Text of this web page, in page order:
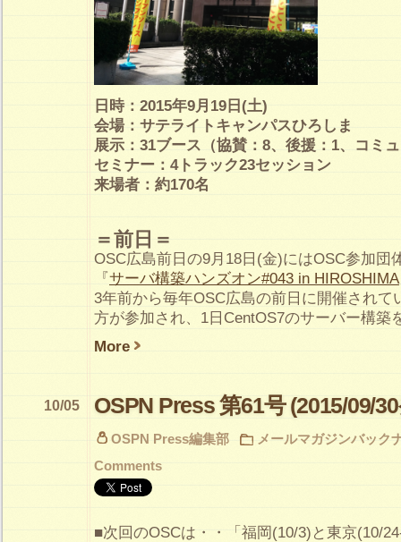
日時：2015年9月19日(土)
会場：サテライトキャンパスひろしま
展示：31ブース（協賛：8、後援：1、コミ
セミナー：4トラック23セッション
来場者：約170名
＝前日＝
OSC広島前日の9月18日(金)にはOSC参加団
『サーバ構築ハンズオン#043 in HIROSHIMA
3年前から毎年OSC広島の前日に開催されて
方が参加され、1日CentOS7のサーバー構築
More
OSPN Press 第61号 (2015/09/
10/05
OSPN Press編集部
メールマガジンバック
Comments
■次回のOSCは・・「福岡(10/3)と東京(10/